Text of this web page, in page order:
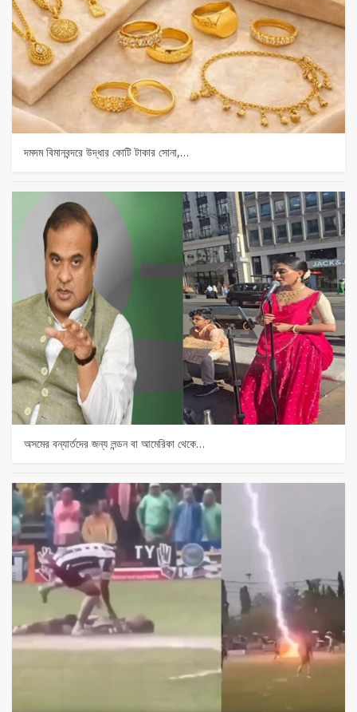
দমদম বিমানবন্দরে উদ্ধার কোটি টাকার সোনা,…
অসমের বন্যার্তদের জন্য লন্ডন বা আমেরিকা থেকে…